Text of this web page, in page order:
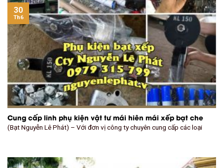
Cung cấp linh phụ kiện vật tư mái hiên mái xếp bạt che
(Bạt Nguyễn Lê Phát) – Với đơn vị công ty chuyên cung cấp các loại
30
Th6